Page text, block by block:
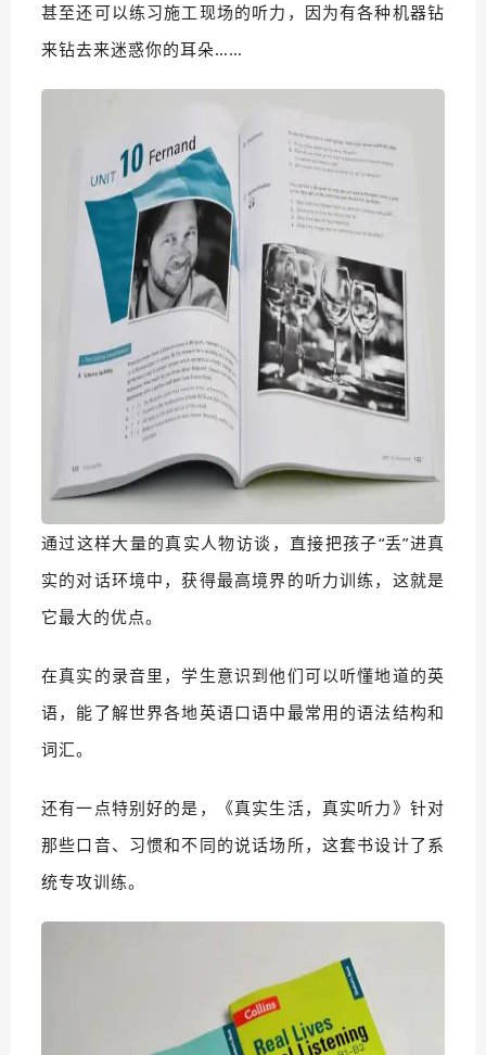
甚至还可以练习施工现场的听力，因为有各种机器钻
来钻去来迷惑你的耳朵……
通过这样大量的真实人物访谈，直接把孩子“丢”进真
实的对话环境中，获得最高境界的听力训练，这就是
它最大的优点。
在真实的录音里，学生意识到他们可以听懂地道的英
语，能了解世界各地英语口语中最常用的语法结构和
词汇。
还有一点特别好的是，《真实生活，真实听力》针对
那些口音、习惯和不同的说话场所，这套书设计了系
统专攻训练。